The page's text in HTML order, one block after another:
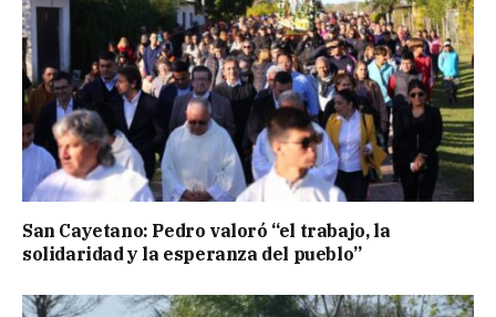
San Cayetano: Pedro valoró “el trabajo, la
solidaridad y la esperanza del pueblo”